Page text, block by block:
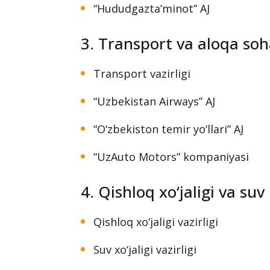
Energetika vazirligi
“O‘zbekneftgaz” AJ
“O‘zbekgidroenergo” AJ
“Hududgazta’minot” AJ
3. Transport va aloqa
Transport vazirligi
“Uzbekistan Airways” AJ
“O‘zbekiston temir yo‘llari” AJ
“UzAuto Motors” kompaniyasi